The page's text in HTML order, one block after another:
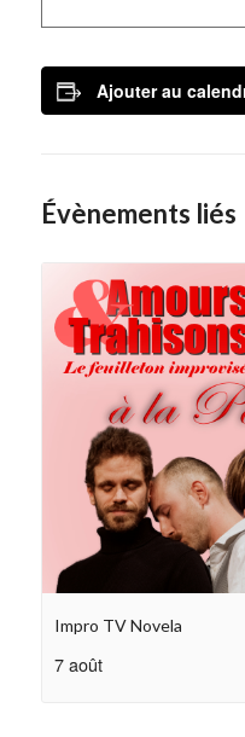
Ajouter au
Évènements liés
Impro TV Novela
7 août